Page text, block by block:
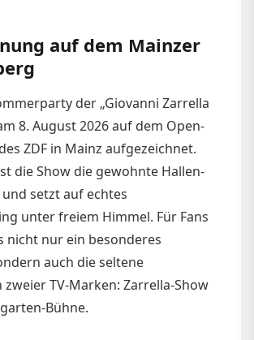
auf dem Mainzer
der „Giovanni Zarrella
8. August 2026 auf dem Open-
ZDF in Mainz aufgezeichnet.
die Show die gewohnte Hallen-
setzt auf echtes
unter freiem Himmel. Für Fans
nicht nur ein besonderes
auch die seltene
TV-Marken: Zarrella-Show
Bühne.